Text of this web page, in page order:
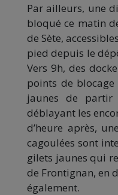
Par ailleurs, une
bloqué ce matin
de Sète,
pied depuis le
Vers 9h, des
points de
jaunes de
déblayant les
d’heure après,
cagoulées sont
gilets jaunes qui
de Frontignan, en
également.